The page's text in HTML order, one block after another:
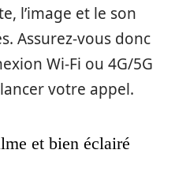
l’image et le son
Assurez-vous donc
Wi-Fi ou 4G/5G
votre appel.
et bien éclairé